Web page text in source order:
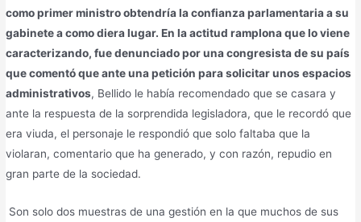
como primer ministro obtendría la confianza parlamentaria a su
gabinete a como diera lugar. En la actitud ramplona que lo viene
caracterizando, fue denunciado por una congresista de su país
que comentó que ante una petición para solicitar unos espacios
administrativos, Bellido le había recomendado que se casara y
ante la respuesta de la sorprendida legisladora, que le recordó que
era viuda, el personaje le respondió que solo faltaba que la
violaran, comentario que ha generado, y con razón, repudio en
gran parte de la sociedad.
Son solo dos muestras de una gestión en la que muchos de sus